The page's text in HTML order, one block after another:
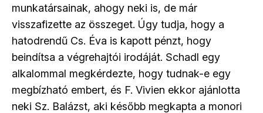
munkatársainak, ahogy neki is, de már
visszafizette az összeget. Úgy tudja, hogy a
hatodrendű Cs. Éva is kapott pénzt, hogy
beindítsa a végrehajtói irodáját. Schadl egy
alkalommal megkérdezte, hogy tudnak-e egy
megbízható embert, és F. Vivien ekkor ajánlotta
neki Sz. Balázst, aki később megkapta a monori